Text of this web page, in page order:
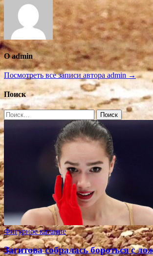
О admin
Посмотреть все записи автора admin →
Поиск
Найти:
Фигурное катание
Загитова собралась бороться с